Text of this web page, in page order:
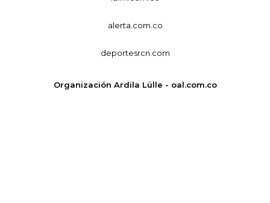
alerta.com.co
deportesrcn.com
Organización Ardila Lülle - oal.com.co